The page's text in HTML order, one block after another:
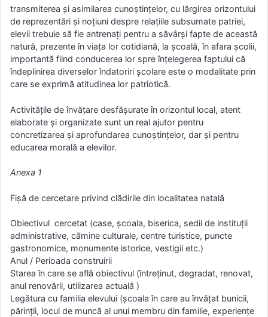
transmiterea şi asimilarea cunoştinţelor, cu lărgirea orizontului
de reprezentări şi noţiuni despre relaţiile subsumate patriei,
elevii trebuie să fie antrenaţi pentru a săvârşi fapte de această
natură, prezente în viaţa lor cotidiană, la şcoală, în afara şcolii,
importantă fiind conducerea lor spre înţelegerea faptului că
îndeplinirea diverselor îndatoriri şcolare este o modalitate prin
care se exprimă atitudinea lor patriotică.
Activităţile de învăţare desfăşurate în orizontul local, atent
elaborate şi organizate sunt un real ajutor pentru
concretizarea şi aprofundarea cunoştinţelor, dar şi pentru
educarea morală a elevilor.
Anexa 1
Fișă de cercetare privind clădirile din localitatea natală
Obiectivul cercetat (case, școala, biserica, sedii de instituții
administrative, cămine culturale, centre turistice, puncte
gastronomice, monumente istorice, vestigii etc.)
Anul / Perioada construirii
Starea în care se află obiectivul (întreținut, degradat, renovat,
anul renovării, utilizarea actuală )
Legătura cu familia elevului (școala în care au învățat bunicii,
părinții, locul de muncă al unui membru din familie, experiențe